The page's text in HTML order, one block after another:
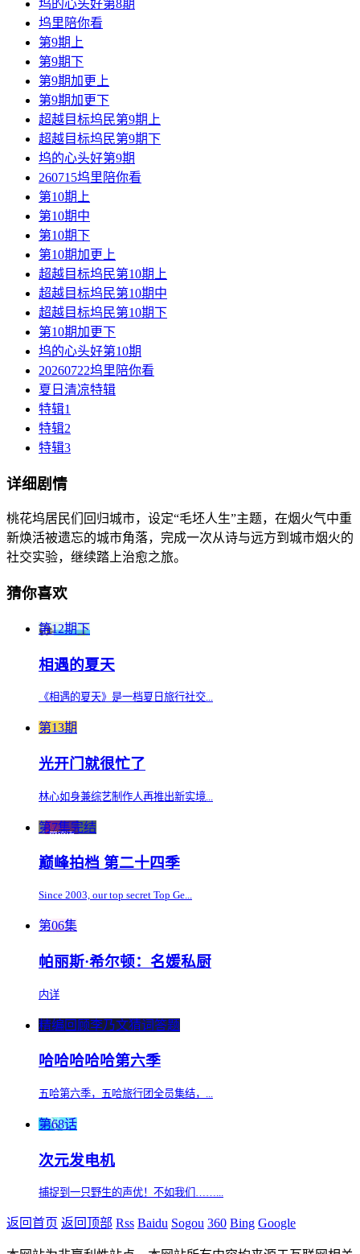
坞的心头好第8期
坞里陪你看
第9期上
第9期下
第9期加更上
第9期加更下
超越目标坞民第9期上
超越目标坞民第9期下
坞的心头好第9期
260715坞里陪你看
第10期上
第10期中
第10期下
第10期加更上
超越目标坞民第10期上
超越目标坞民第10期中
超越目标坞民第10期下
第10期加更下
坞的心头好第10期
20260722坞里陪你看
夏日清凉特辑
特辑1
特辑2
特辑3
详细剧情
桃花坞居民们回归城市，设定“毛坯人生”主题，在烟火气中重
新焕活被遗忘的城市角落，完成一次从诗与远方到城市烟火的
社交实验，继续踏上治愈之旅。
猜你喜欢
第12期下
相遇的夏天
《相遇的夏天》是一档夏日旅行社交...
第13期
光开门就很忙了
林心如身兼综艺制作人再推出新实境...
第7集完结
巅峰拍档 第二十四季
Since 2003, our top secret Top Ge...
第06集
帕丽斯·希尔顿：名媛私厨
内详
精编回顾李乃文猜词答题
哈哈哈哈哈第六季
五哈第六季，五哈旅行团全员集结，...
第68话
次元发电机
捕捉到一只野生的声优！不如我们……...
返回首页 返回顶部 Rss Baidu Sogou 360 Bing Google